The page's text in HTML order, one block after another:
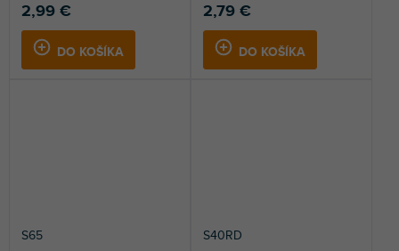
2,99 €
DO KOŠÍKA
2,79 €
DO KOŠÍKA
S65 S40RD